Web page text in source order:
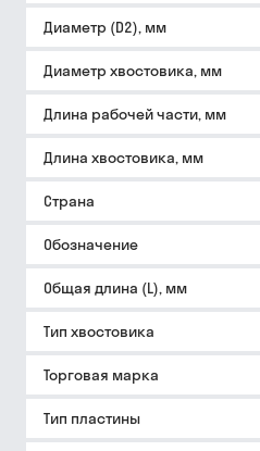
Диаметр (D2), мм
Диаметр хвостовика, мм
Длина рабочей части, мм
Длина хвостовика, мм
Страна
Обозначение
Общая длина (L), мм
Тип хвостовика
Торговая марка
Тип пластины